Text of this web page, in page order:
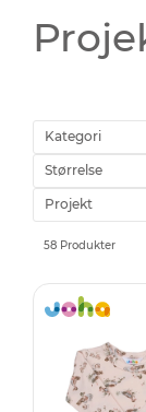
Kategori
Størrelse
Projekt
58 Produkter